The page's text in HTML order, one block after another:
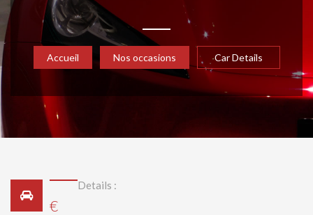
Accueil Nos occasions Car Details
Details :
€